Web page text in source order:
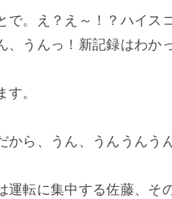
で。え？え～！？ハイス
うんっ！新記録はわか
。
から、うん、うんうんうん
転に集中する佐藤、そ